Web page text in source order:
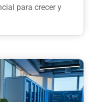
para crecer y